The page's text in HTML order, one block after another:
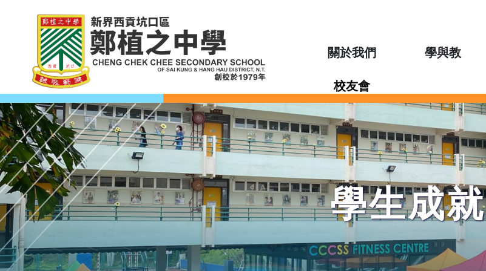
關於我們 學與教
校友會
學生成就